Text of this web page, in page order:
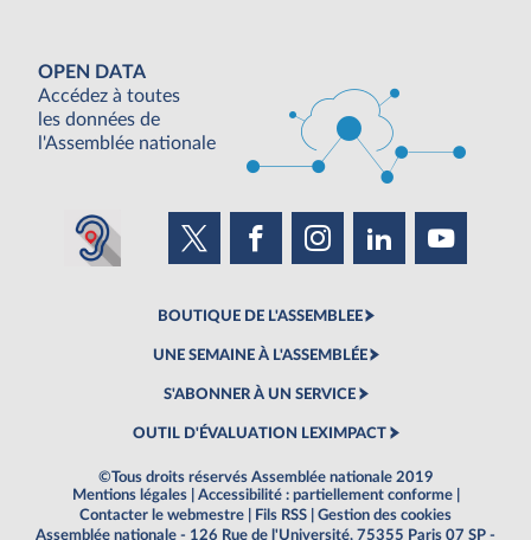
OPEN DATA
Accédez à toutes
les données de
l'Assemblée nationale
BOUTIQUE DE L'ASSEMBLEE
UNE SEMAINE À L'ASSEMBLÉE
S'ABONNER À UN SERVICE
OUTIL D'ÉVALUATION LEXIMPACT
©Tous droits réservés Assemblée nationale 2019
Mentions légales
Accessibilité : partiellement conforme
Contacter le webmestre
Fils RSS
Gestion des cookies
Assemblée nationale - 126 Rue de l'Université, 75355 Paris 07 SP -